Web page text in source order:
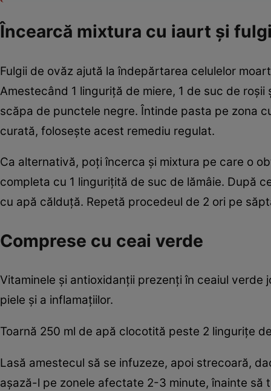
Încearcă mixtura cu iaurt şi
Fulgii de ovăz ajută la îndepărtarea celulelor
Amestecând 1 linguriţă de miere, 1 de suc de
scăpa de punctele negre. Întinde pasta pe zona
curată, foloseşte acest remediu regulat.
Ca alternativă, poţi încerca şi mixtura pe care o
completa cu 1 linguriţită de suc de lămâie. După
cu apă călduţă. Repetă procedeul de 2 ori pe
Comprese cu ceai verde
Vitaminele şi antioxidanţii prezenţi în ceaiul
piele şi a inflamaţiilor.
Toarnă 250 ml de apă clocotită peste 2 linguriţe
Lasă amestecul să se infuzeze, apoi strecoară,
aşază-l pe zonele afectate 2-3 minute, înainte să